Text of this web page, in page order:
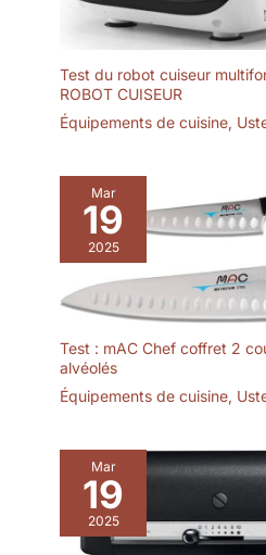
tous
toute
Que
chefs
des
ce
pour
les
Test du robot cuiseur
ROBOT CUISEUR
Équipements de cuisine,
Mar
19
2025
Test : mAC Chef coffret 2
alvéolés
Équipements de cuisine,
Mar
19
2025